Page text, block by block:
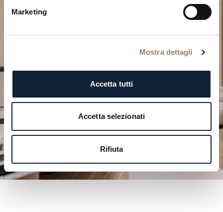
Marketing
Mostra dettagli
Accetta tutti
Accetta selezionati
Rifiuta
Pianifica il tuo momento
nostre boutique.
PIANIFICA LA TUA VISITA